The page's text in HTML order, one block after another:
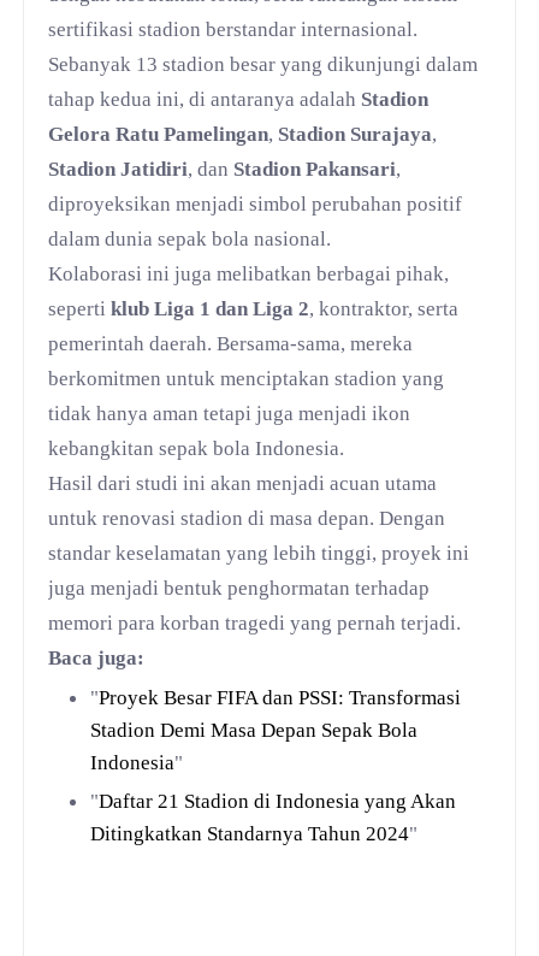
sertifikasi stadion berstandar internasional.
Sebanyak 13 stadion besar yang dikunjungi dalam
tahap kedua ini, di antaranya adalah Stadion
Gelora Ratu Pamelingan, Stadion Surajaya,
Stadion Jatidiri, dan Stadion Pakansari,
diproyeksikan menjadi simbol perubahan positif
dalam dunia sepak bola nasional.
Kolaborasi ini juga melibatkan berbagai pihak,
sepertiklub Liga 1 dan Liga 2, kontraktor, serta
pemerintah daerah. Bersama-sama, mereka
berkomitmen untuk menciptakan stadion yang
tidak hanya aman tetapi juga menjadi ikon
kebangkitan sepak bola Indonesia.
Hasil dari studi ini akan menjadi acuan utama
untuk renovasi stadion di masa depan. Dengan
standar keselamatan yang lebih tinggi, proyek ini
juga menjadi bentuk penghormatan terhadap
memori para korban tragedi yang pernah terjadi.
Baca juga:
"Proyek Besar FIFA dan PSSI: Transformasi
Stadion Demi Masa Depan Sepak Bola
Indonesia"
"Daftar 21 Stadion di Indonesia yang Akan
Ditingkatkan Standarnya Tahun 2024"